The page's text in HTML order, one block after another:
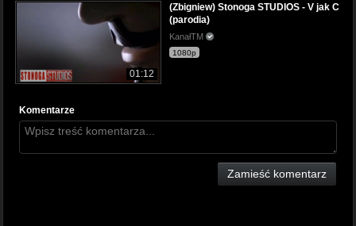
01:12
(Zbigniew) Stonoga STUDIOS - V jak C
(parodia)
KanałTM
1080p
Komentarze
Zamieść komentarz